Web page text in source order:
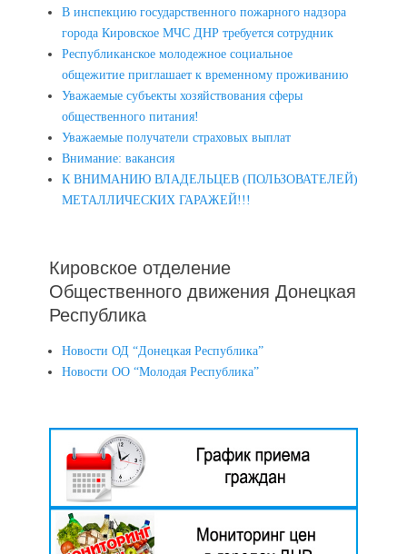
В инспекцию государственного пожарного надзора
города Кировское МЧС ДНР требуется сотрудник
Республиканское молодежное социальное
общежитие приглашает к временному проживанию
Уважаемые субъекты хозяйствования сферы
общественного питания!
Уважаемые получатели страховых выплат
Внимание: вакансия
К ВНИМАНИЮ ВЛАДЕЛЬЦЕВ (ПОЛЬЗОВАТЕЛЕЙ)
МЕТАЛЛИЧЕСКИХ ГАРАЖЕЙ!!!
Кировское отделение
Общественного движения Донецкая
Республика
Новости ОД “Донецкая Республика”
Новости ОО “Молодая Республика”